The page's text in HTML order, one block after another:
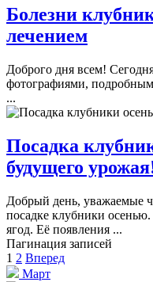
Болезни
лечением
Доброго дня всем!
фотографиями,
...
Посадка
будущего
Добрый день, уважаемые
посадке клубники
ягод. Её появления ...
Пагинация записей
1 2 Вперед
Март